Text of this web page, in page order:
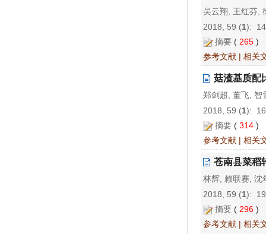
吴云翔, 王红芬,
2018, 59 (1):
摘要 ( 265 )
参考文献 | 相关
菇渣基质配
郑剑超, 董飞, 智
2018, 59 (1):
摘要 ( 314 )
参考文献 | 相关
苍南县菜稻
林辉, 赖联赛, 沈
2018, 59 (1):
摘要 ( 296 )
参考文献 | 相关